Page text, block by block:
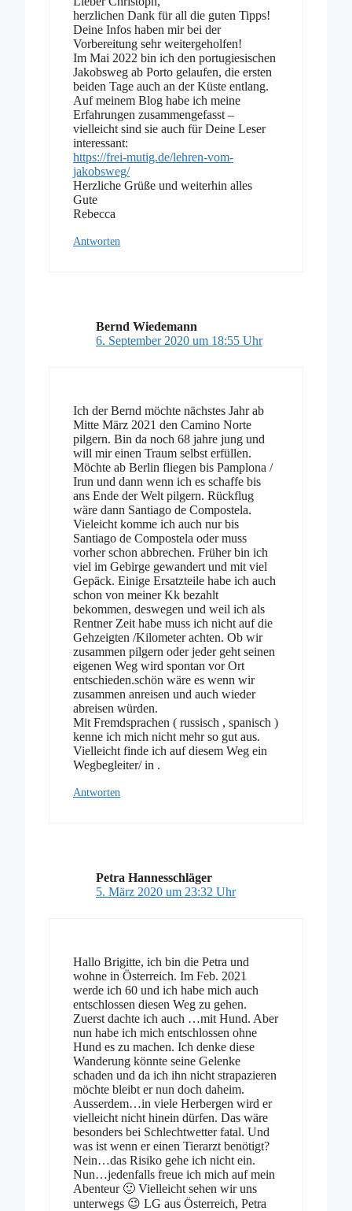
herzlichen Dank für all die guten Tipps!
Deine Infos haben mir bei der
Vorbereitung sehr weitergeholfen!
Im Mai 2022 bin ich den portugiesischen
Jakobsweg ab Porto gelaufen, die ersten
beiden Tage auch an der Küste entlang.
Auf meinem Blog habe ich meine
Erfahrungen zusammengefasst –
vielleicht sind sie auch für Deine Leser
interessant:
https://frei-mutig.de/lehren-vom-
jakobsweg/
Herzliche Grüße und weiterhin alles
Gute
Rebecca
Antworten
Bernd Wiedemann
6. September 2020 um 18:55 Uhr
Ich der Bernd möchte nächstes Jahr ab
Mitte März 2021 den Camino Norte
pilgern. Bin da noch 68 jahre jung und
will mir einen Traum selbst erfüllen.
Möchte ab Berlin fliegen bis Pamplona /
Irun und dann wenn ich es schaffe bis
ans Ende der Welt pilgern. Rückflug
wäre dann Santiago de Compostela.
Vieleicht komme ich auch nur bis
Santiago de Compostela oder muss
vorher schon abbrechen. Früher bin ich
viel im Gebirge gewandert und mit viel
Gepäck. Einige Ersatzteile habe ich auch
schon von meiner Kk bezahlt
bekommen, deswegen und weil ich als
Rentner Zeit habe muss ich nicht auf die
Gehzeigten /Kilometer achten. Ob wir
zusammen pilgern oder jeder geht seinen
eigenen Weg wird spontan vor Ort
entschieden.schön wäre es wenn wir
zusammen anreisen und auch wieder
abreisen würden.
Mit Fremdsprachen ( russisch , spanisch )
kenne ich mich nicht mehr so gut aus.
Vielleicht finde ich auf diesem Weg ein
Wegbegleiter/ in .
Antworten
Petra Hannesschläger
5. März 2020 um 23:32 Uhr
Hallo Brigitte, ich bin die Petra und
wohne in Österreich. Im Feb. 2021
werde ich 60 und ich habe mich auch
entschlossen diesen Weg zu gehen.
Zuerst dachte ich auch …mit Hund. Aber
nun habe ich mich entschlossen ohne
Hund es zu machen. Ich denke diese
Wanderung könnte seine Gelenke
schaden und da ich ihn nicht strapazieren
möchte bleibt er nun doch daheim.
Ausserdem…in viele Herbergen wird er
vielleicht nicht hinein dürfen. Das wäre
besonders bei Schlechtwetter fatal. Und
was ist wenn er einen Tierarzt benötigt?
Nein…das Risiko gehe ich nicht ein.
Nun…jedenfalls freue ich mich auf mein
Abenteur 🙂 Vielleicht sehen wir uns
unterwegs 😉 LG aus Österreich, Petra